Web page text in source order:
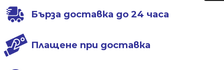
Бърза доставка до 24 часа
Плащене при доставка